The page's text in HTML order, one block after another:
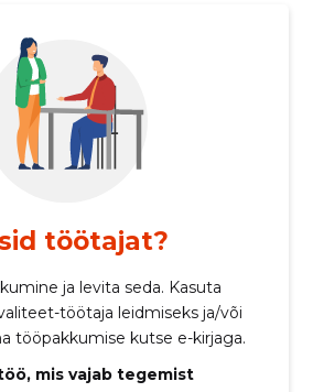
töötajat?
ja levita seda. Kasuta
töötaja leidmiseks ja/või
tööpakkumise kutse e-kirjaga.
mis vajab tegemist